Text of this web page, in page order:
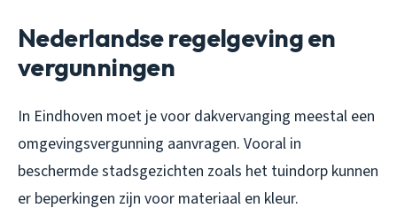
Nederlandse regelgeving en
vergunningen
In Eindhoven moet je voor dakvervanging meestal een
omgevingsvergunning aanvragen. Vooral in
beschermde stadsgezichten zoals het tuindorp kunnen
er beperkingen zijn voor materiaal en kleur.